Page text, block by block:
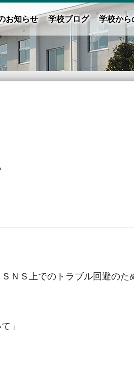
お知らせ 学校ブログ 学校から
ＮＳ上でのトラブル回避のた
」